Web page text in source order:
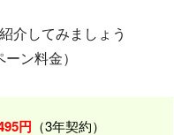
介してみましょう
ン料金）
円 （3年契約）